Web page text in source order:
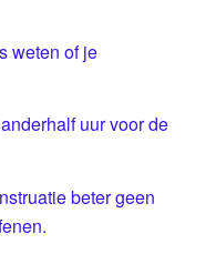
weten of je
uur voor de
beter geen